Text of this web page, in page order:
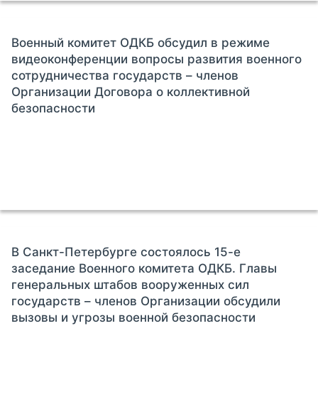
Военный комитет ОДКБ обсудил в режиме
видеоконференции вопросы развития военного
сотрудничества государств – членов
Организации Договора о коллективной
безопасности
В Санкт-Петербурге состоялось 15-е
заседание Военного комитета ОДКБ. Главы
генеральных штабов вооруженных сил
государств – членов Организации обсудили
вызовы и угрозы военной безопасности